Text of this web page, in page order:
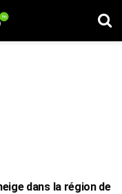
dans la région de